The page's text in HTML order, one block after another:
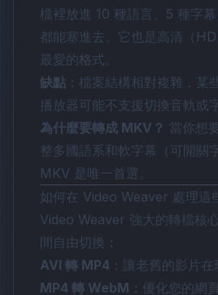
檔裡放進 10 種語言、5 種字
都能塞進去。它也是高清（
最愛的格式。
缺點 ：檔案結構相對複雜，某
播放器可能不支援切換音軌或
為什麼要轉成 MKV？ 當你想
整多國語系和軟字幕（可開關
MKV 是唯一首選。
如何在 Video Weaver 處理這
Video Weaver 強大的轉檔核
間自由切換：
AVI 轉 MP4 ：讓老舊的影片在
MP4 轉 WebM ：優化您的網